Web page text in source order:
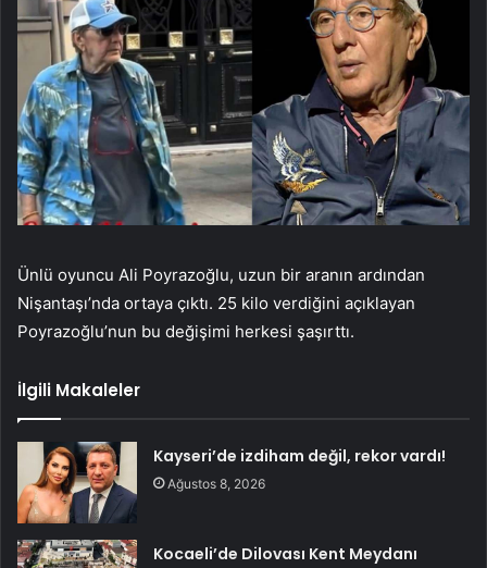
Ünlü oyuncu Ali Poyrazoğlu, uzun bir aranın ardından
Nişantaşı’nda ortaya çıktı. 25 kilo verdiğini açıklayan
Poyrazoğlu’nun bu değişimi herkesi şaşırttı.
İlgili Makaleler
Kayseri’de izdiham değil, rekor vardı!
Ağustos 8, 2026
Kocaeli’de Dilovası Kent Meydanı